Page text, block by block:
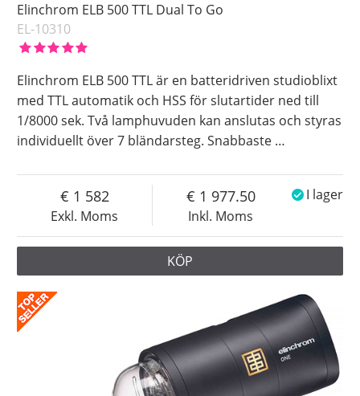
Elinchrom ELB 500 TTL Dual To Go
EL-10310
Elinchrom ELB 500 TTL är en batteridriven studioblixt
med TTL automatik och HSS för slutartider ned till
1/8000 sek. Två lamphuvuden kan anslutas och styras
individuellt över 7 bländarsteg. Snabbaste …
Exkl. Moms
1 582
Inkl. Moms
1 977.50 I lager
KÖP